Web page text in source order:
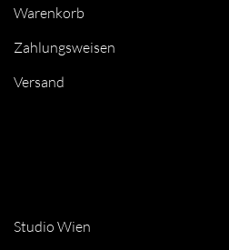
Warenkorb
Zahlungsweisen
Versand
Studio Wien